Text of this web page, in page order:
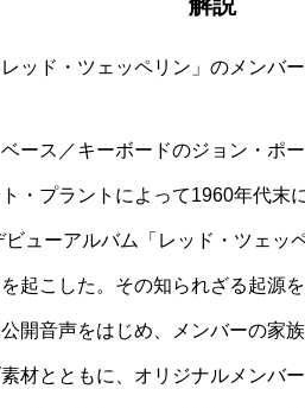
ッド・ツェッペリン」のメンバ
ース／キーボードのジョン・ポ
・プラントによって1960年代末
ューアルバム「レッド・ツェッ
起こした。その知られざる起源
開音声をはじめ、メンバーの家
材とともに、オリジナルメンバ